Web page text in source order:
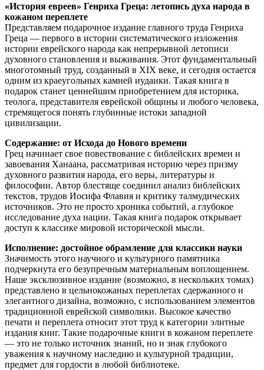
«История евреев» Генриха Греца: летопись духа народа в
кожаном переплете
Представляем подарочное издание главного труда Генриха
Греца — первого в истории систематического изложения
истории еврейского народа как непрерывной летописи
духовного становления и выживания. Этот фундаментальный
многотомный труд, созданный в XIX веке, и сегодня остается
одним из краеугольных камней иудаики. Такая книга в
подарок станет ценнейшим приобретением для историка,
теолога, представителя еврейской общины и любого человека,
стремящегося понять глубинные истоки западной
цивилизации.
Содержание: от Исхода до Нового времени
Грец начинает свое повествование с библейских времен и
завоевания Ханаана, рассматривая историю через призму
духовного развития народа, его веры, литературы и
философии. Автор блестяще соединил анализ библейских
текстов, трудов Иосифа Флавия и критику талмудических
источников. Это не просто хроника событий, а глубокое
исследование духа нации. Такая книга подарок открывает
доступ к классике мировой исторической мысли.
Исполнение: достойное обрамление для классики науки
Значимость этого научного и культурного памятника
подчеркнута его безупречным материальным воплощением.
Наше эксклюзивное издание (возможно, в нескольких томах)
представлено в цельнокожаных переплетах сдержанного и
элегантного дизайна, возможно, с использованием элементов
традиционной еврейской символики. Высокое качество
печати и переплета относит этот труд к категории элитные
издания книг. Такие подарочные книги в кожаном переплете
— это не только источник знаний, но и знак глубокого
уважения к научному наследию и культурной традиции,
предмет для гордости в любой библиотеке.